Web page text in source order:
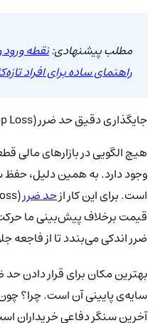
مطلب پیشنهادی:نقطه ورود
راهنمای ساده برای افراد
جایگذاری دقیق حد ضرر (Stop Loss) برای کاهش ریسک معاملات
هیچ الگویی در بازارهای
وجود دارد. به همین دلیل،
است. برای این کار ازحد ضرر
قیمت برخلاف پیش‌بینی ما حرکت
ضرر اندکی می‌بندد تا از فاجعه
بهترین مکان برای قرار دادن حد
سایه‌ی پایینی آن است. چرا؟
آخرین سنگر دفاعی خریداران